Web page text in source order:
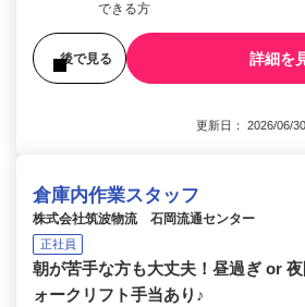
できる方
後で見る 詳細を
更新日： 2026/06/
倉庫内作業スタッフ
株式会社筑波物流 石岡流通センター
正社員
朝が苦手な方も大丈夫！昼過ぎ or
ォークリフト手当あり♪